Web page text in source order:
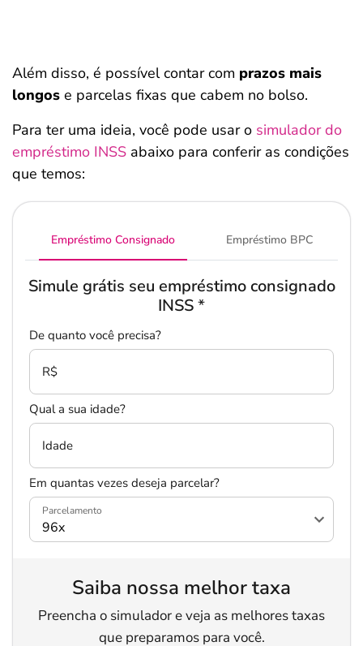
Além disso, é possível contar com prazos mais
longos e parcelas fixas que cabem no bolso.
Para ter uma ideia, você pode usar o simulador do
empréstimo INSS abaixo para conferir as condições
que temos:
Empréstimo Consignado Empréstimo BPC
Simule grátis seu empréstimo consignado
INSS*
De quanto você precisa?
R$
Qual a sua idade?
Idade
Em quantas vezes deseja parcelar?
Parcelamento
Saiba nossa melhor taxa
Preencha o simulador e veja as melhores taxas
que preparamos para você.